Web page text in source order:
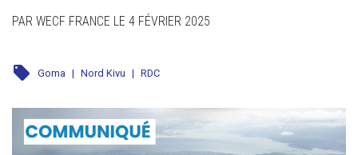
PAR WECF FRANCE LE 4 FÉVRIER 2025
local_offer Goma | Nord Kivu | RDC